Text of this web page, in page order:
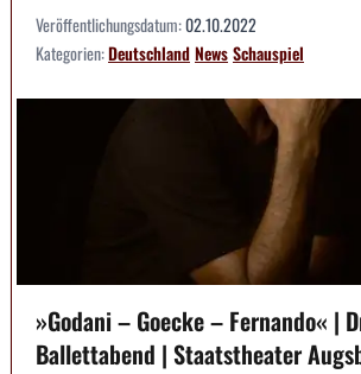
Veröffentlichungsdatum:02.10.2022
Kategorien:DeutschlandNewsSchauspiel
»Godani – Goecke – Fernando« |
Ballettabend | Staatstheater